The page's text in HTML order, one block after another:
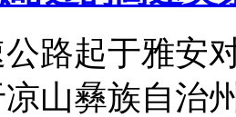
路起于雅安
山彝族自治